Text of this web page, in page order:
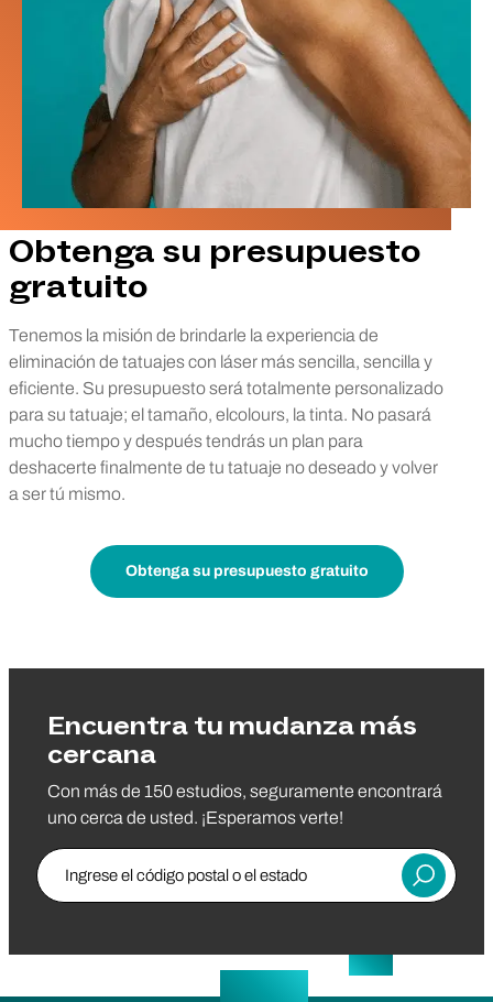
Obtenga su presupuesto
gratuito
Tenemos la misión de brindarle la experiencia de
eliminación de tatuajes con láser más sencilla, sencilla y
eficiente. Su presupuesto será totalmente personalizado
para su tatuaje; el tamaño, elcolours, la tinta. No pasará
mucho tiempo y después tendrás un plan para
deshacerte finalmente de tu tatuaje no deseado y volver
a ser tú mismo.
Obtenga su presupuesto gratuito
Encuentra tu mudanza más
cercana
Con más de 150 estudios, seguramente encontrará
uno cerca de usted. ¡Esperamos verte!
Ingrese el código postal o el estado
Entregar